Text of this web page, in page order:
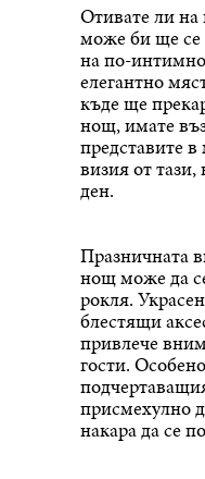
Отивате ли
може би ще се
на по-
елегантно
къде ще
нощ, имате
представите
визия от
ден.
Празничната
нощ може да
рокля.
блестящи
привлече
гости.
присмехулно
накара да се